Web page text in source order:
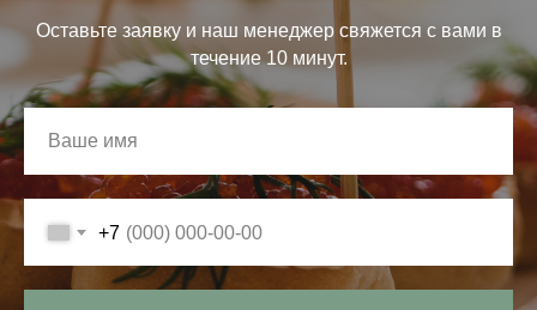
Оставьте заявку и наш менеджер свяжется с вами в
течение 10 минут.
+7